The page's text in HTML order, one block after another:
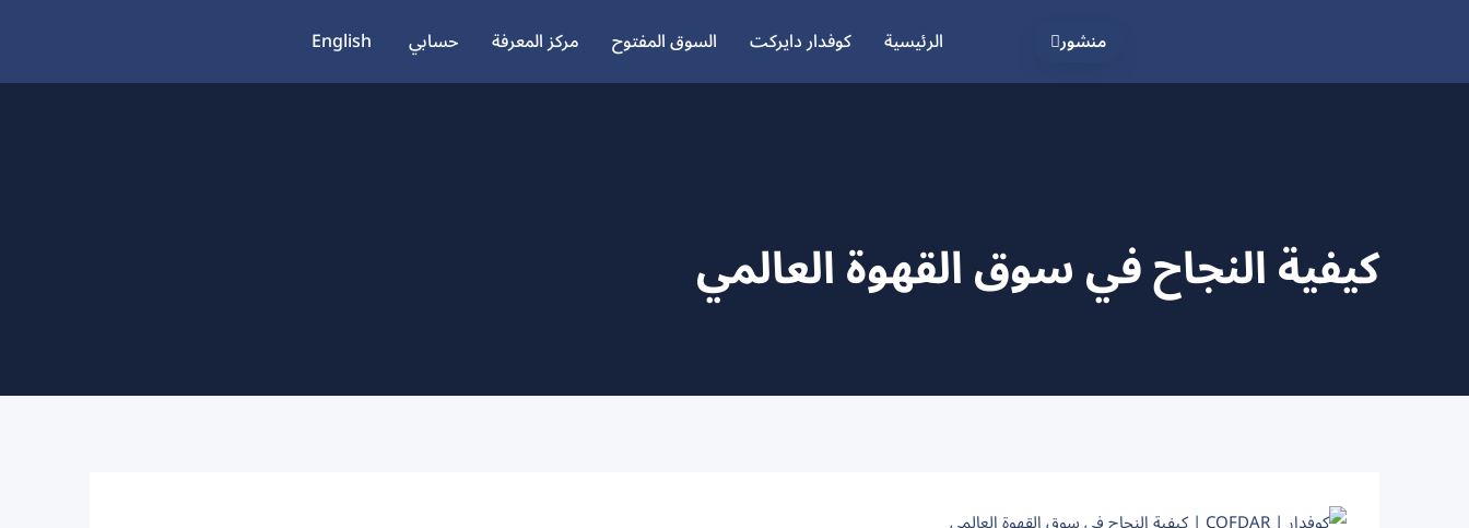
منشور الرئيسية كوفدار دايركت السوق المفتوح مركز المعرفة حسابي English
كيفية النجاح في سوق القهوة العالمي